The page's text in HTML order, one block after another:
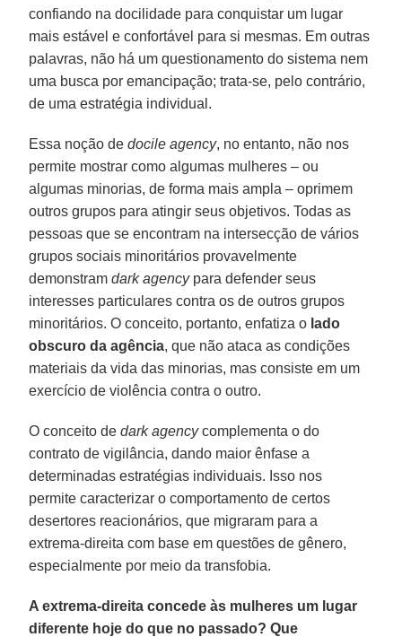
confiando na docilidade para conquistar um lugar
mais estável e confortável para si mesmas. Em outras
palavras, não há um questionamento do sistema nem
uma busca por emancipação; trata-se, pelo contrário,
de uma estratégia individual.
Essa noção dedocile agency, no entanto, não nos
permite mostrar como algumas mulheres – ou
algumas minorias, de forma mais ampla – oprimem
outros grupos para atingir seus objetivos. Todas as
pessoas que se encontram na intersecção de vários
grupos sociais minoritários provavelmente
demonstramdark agencypara defender seus
interesses particulares contra os de outros grupos
minoritários. O conceito, portanto, enfatiza o lado
obscuro da agência, que não ataca as condições
materiais da vida das minorias, mas consiste em um
exercício de violência contra o outro.
O conceito dedark agencycomplementa o do
contrato de vigilância, dando maior ênfase a
determinadas estratégias individuais. Isso nos
permite caracterizar o comportamento de certos
desertores reacionários, que migraram para a
extrema-direita com base em questões de gênero,
especialmente por meio da transfobia.
A extrema-direita concede às mulheres um lugar
diferente hoje do que no passado? Que